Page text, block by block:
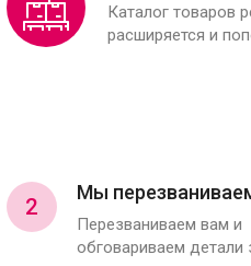
Каталог товаров
расширяется и
2
Мы
Перезваниваем вам и
обговариваем детали